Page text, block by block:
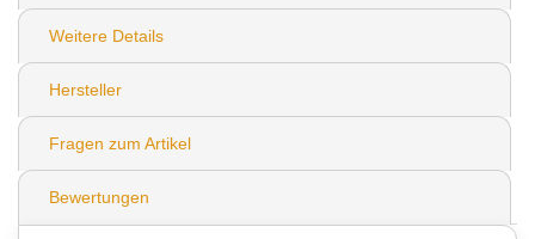
Weitere Details
Hersteller
Fragen zum Artikel
Bewertungen